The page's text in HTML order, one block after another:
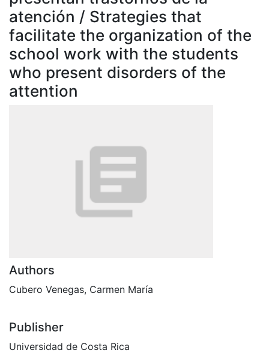
atención / Strategies that
facilitate the organization of the
school work with the students
who present disorders of the
attention
Authors
Cubero Venegas, Carmen María
Publisher
Universidad de Costa Rica